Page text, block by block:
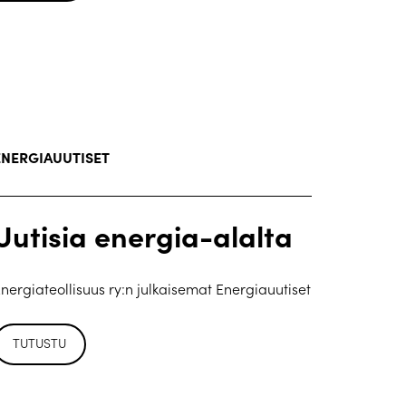
energia-alalta
ry:n julkaisemat Energiauutiset
TUTUSTU